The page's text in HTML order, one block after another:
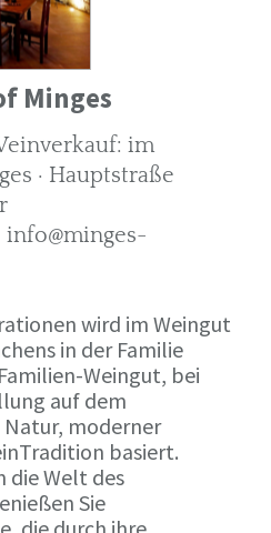
Minges
im
· Hauptstraße
info@minges-
wird im Weingut
in der Familie
Weingut, bei
auf dem
moderner
basiert.
die Welt des
Sie